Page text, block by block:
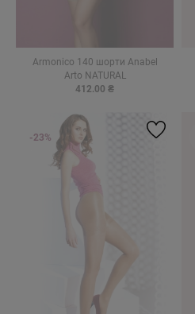
Armonico 140 шорти Anabel
Arto NATURAL
412.00 ₴
-23%